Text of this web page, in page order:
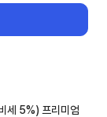
세 5%) 프리미엄